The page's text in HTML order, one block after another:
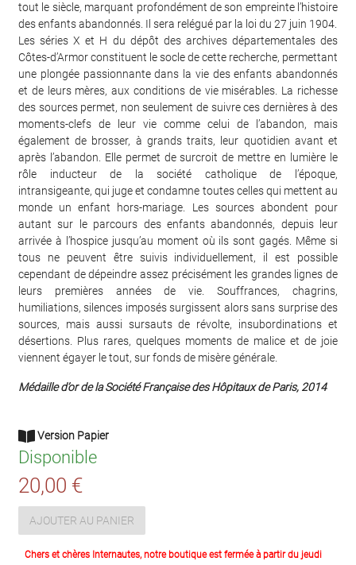
tout le siècle, marquant profondément de son empreinte l’histoire
des enfants abandonnés. Il sera relégué par la loi du 27 juin 1904.
Les séries X et H du dépôt des archives départementales des
Côtes-d’Armor constituent le socle de cette recherche, permettant
une plongée passionnante dans la vie des enfants abandonnés
et de leurs mères, aux conditions de vie misérables. La richesse
des sources permet, non seulement de suivre ces dernières à des
moments-clefs de leur vie comme celui de l’abandon, mais
également de brosser, à grands traits, leur quotidien avant et
après l’abandon. Elle permet de surcroit de mettre en lumière le
rôle inducteur de la société catholique de l’époque,
intransigeante, qui juge et condamne toutes celles qui mettent au
monde un enfant hors-mariage. Les sources abondent pour
autant sur le parcours des enfants abandonnés, depuis leur
arrivée à l’hospice jusqu’au moment où ils sont gagés. Même si
tous ne peuvent être suivis individuellement, il est possible
cependant de dépeindre assez précisément les grandes lignes de
leurs premières années de vie. Souffrances, chagrins,
humiliations, silences imposés surgissent alors sans surprise des
sources, mais aussi sursauts de révolte, insubordinations et
désertions. Plus rares, quelques moments de malice et de joie
viennent égayer le tout, sur fonds de misère générale.
Médaille d’or de la Société Française des Hôpitaux de Paris, 2014
Version Papier
Disponible
20,00 €
AJOUTER AU PANIER
Chers et chères Internautes, notre boutique est fermée à partir du jeudi